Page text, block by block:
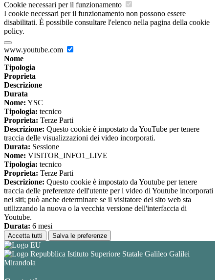
Cookie necessari per il funzionamento
I cookie necessari per il funzionamento non possono essere
disabilitati. È possibile consultare l'elenco nella pagina della cookie
policy.
www.youtube.com
Nome
Tipologia
Proprieta
Descrizione
Durata
Nome: YSC
Tipologia: tecnico
Proprieta: Terze Parti
Descrizione: Questo cookie è impostato da YouTube per tenere
traccia delle visualizzazioni dei video incorporati.
Durata: Sessione
Nome: VISITOR_INFO1_LIVE
Tipologia: tecnico
Proprieta: Terze Parti
Descrizione: Questo cookie è impostato da Youtube per tenere
traccia delle preferenze dell'utente per i video di Youtube incorporati
nei siti; può anche determinare se il visitatore del sito web sta
utilizzando la nuova o la vecchia versione dell'interfaccia di
Youtube.
Durata: 6 mesi
Accetta tutti Salva le preferenze
Istituto Superiore Statale Galileo Galilei
Mirandola